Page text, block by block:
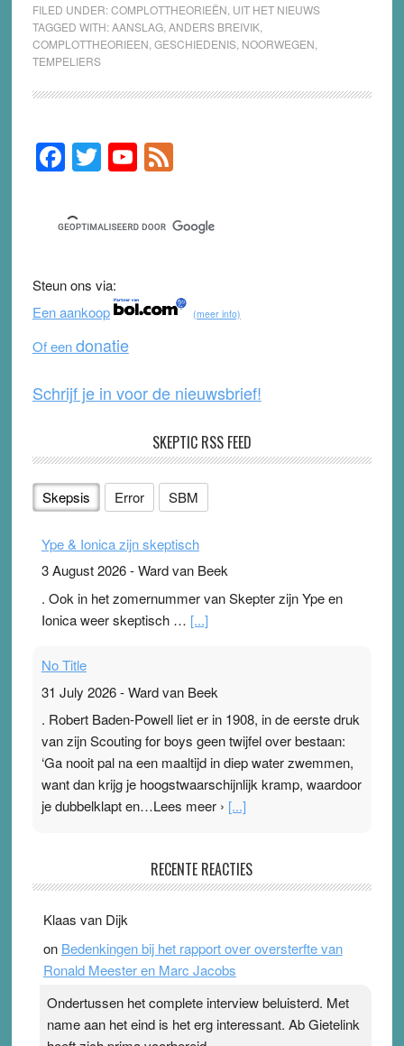
FILED UNDER:COMPLOTTHEORIEËN UIT HET NIEUWS
TAGGED WITH:AANSLAG, ANDERS BREIVIK,
COMPLOTTHEORIEEN GESCHIEDENIS, NOORWEGEN
TEMPELIERS
Primary
Sidebar
F
a
c
e
b
o
o
k
T
wi
tt
er
Y
o
u
T
b
e
F
e
d
Steun ons via:
Een aankoop
(meer info)
Of eendonatie
Schrijf je in voor de nieuwsbrief!
SKEPTIC RSS FEED
Skepsis Error SBM
Ype & Ionica zijn skeptisch
3 August 2026-Ward van Beek
. Ook in het zomernummer van Skepter zijn Ype en
Ionica weer skeptisch … [...]
No Title
31 July 2026-Ward van Beek
. Robert Baden-Powell liet er in 1908, in de eerste druk
van zijn Scouting for boys geen twijfel over bestaan:
‘Ga nooit pal na een maaltijd in diep water zwemmen,
want dan krijg je hoogstwaarschijnlijk kramp, waardoor
je dubbelklapt en…Lees meer › [...]
Ward van Beek
topsporters. Ze hopen ermee hun hartslag te verlagen
terwijl ze meer zuurstof opnemen. Daarop heeft zo’n
pleister geen effect. Maar het gevoel ‘makkelijker te
Pleisterplakkers in de topspsort ›[...]
RECENTE REACTIES
Klaas van Dijk
on Bedenkingen bij het rapport over oversterfte van
Ronald Meester en Marc Jacobs
Ondertussen het complete interview beluisterd. Met
name aan het eind is het erg interessant. Ab Gietelink